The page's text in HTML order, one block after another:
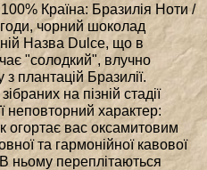
Країна: Бразилія Ноти /
чорний шоколад
Назва Dulce, що в
"солодкий", влучно
плантацій Бразилії.
на пізній стадії
неповторний характер:
огортає вас оксамитовим
та гармонійної кавової
ньому переплітаються